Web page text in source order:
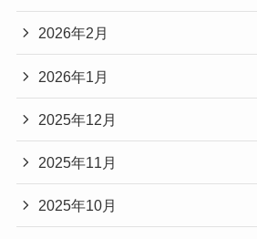
2026年2月
2026年1月
2025年12月
2025年11月
2025年10月